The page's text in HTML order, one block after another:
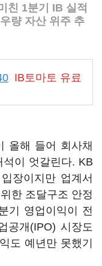
친 1분기 IB 실적
량 자산 위주 추
IB토마토 유료
올해 들어 회사채
이 엇갈린다. KB
장이지만 업계서
한 조달구조 안정
기 영업이익이 전
공개(IPO) 시장도
도 예년만 못했기